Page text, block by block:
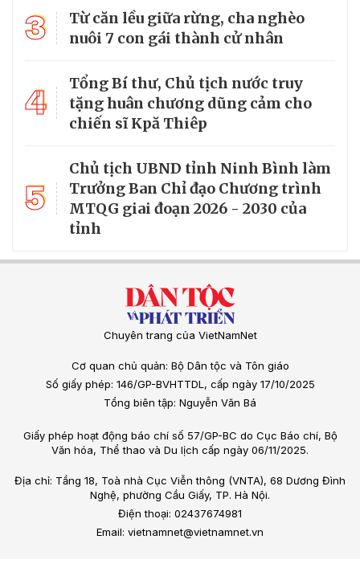
3
Từ căn lều giữa rừng, cha nghèo
nuôi 7 con gái thành cử nhân
4
Tổng Bí thư, Chủ tịch nước truy
tặng huân chương dũng cảm cho
chiến sĩ Kpă Thiêp
5
Chủ tịch UBND tỉnh Ninh Bình làm
Trưởng Ban Chỉ đạo Chương trình
MTQG giai đoạn 2026 - 2030 của
tỉnh
Chuyên trang của VietNamNet
Cơ quan chủ quản: Bộ Dân tộc và Tôn giáo
Số giấy phép: 146/GP-BVHTTDL, cấp ngày 17/10/2025
Tổng biên tập: Nguyễn Văn Bá
Giấy phép hoạt động báo chí số 57/GP-BC do Cục Báo chí, Bộ
Văn hóa, Thể thao và Du lịch cấp ngày 06/11/2025.
Địa chỉ: Tầng 18, Toà nhà Cục Viễn thông (VNTA), 68 Dương Đình
Nghệ, phường Cầu Giấy, TP. Hà Nội.
Điện thoại: 02437674981
Email: vietnamnet@vietnamnet.vn